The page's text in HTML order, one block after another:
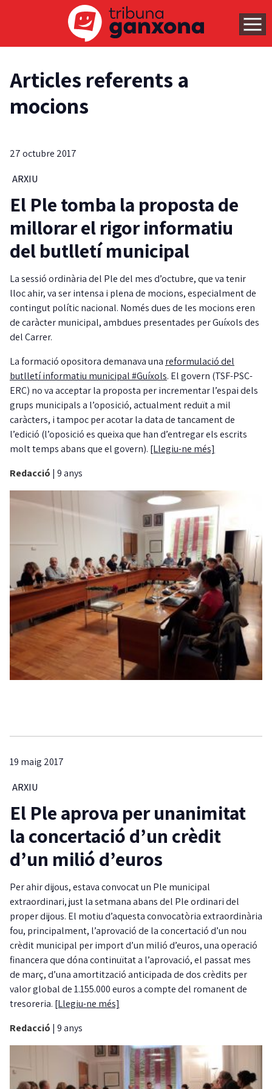
Articles referents a
mocions
27 octubre 2017
ARXIU
El Ple tomba la proposta de
millorar el rigor informatiu
del butlletí municipal
La sessió ordinària del Ple del mes d’octubre, que va tenir
lloc ahir, va ser intensa i plena de mocions, especialment de
contingut polític nacional. Només dues de les mocions eren
de caràcter municipal, ambdues presentades per Guíxols des
del Carrer.
La formació opositora demanava una reformulació del
butlletí informatiu municipal #Guíxols. El govern (TSF-PSC-
ERC) no va acceptar la proposta per incrementar l’espai dels
grups municipals a l’oposició, actualment reduït a mil
caràcters, i tampoc per acotar la data de tancament de
l’edició (l’oposició es queixa que han d’entregar els escrits
molt temps abans que el govern). [Llegiu-ne més]
Redacció | 9 anys
19 maig 2017
ARXIU
El Ple aprova per unanimitat
la concertació d’un crèdit
d’un milió d’euros
Per ahir dijous, estava convocat un Ple municipal
extraordinari, just la setmana abans del Ple ordinari del
proper dijous. El motiu d’aquesta convocatòria extraordinària
fou, principalment, l’aprovació de la concertació d’un nou
crèdit municipal per import d’un milió d’euros, una operació
financera que dóna continuïtat a l’aprovació, el passat mes
de març, d’una amortització anticipada de dos crèdits per
valor global de 1.155.000 euros a compte del romanent de
tresoreria. [Llegiu-ne més]
Redacció | 9 anys